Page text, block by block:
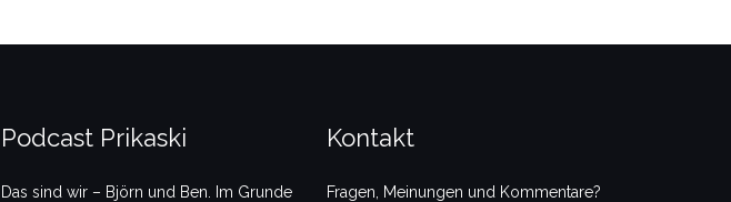
Podcast Prikaski
Das sind wir – Björn und Ben. Im Grunde
Kontakt
Fragen, Meinungen und Kommentare?